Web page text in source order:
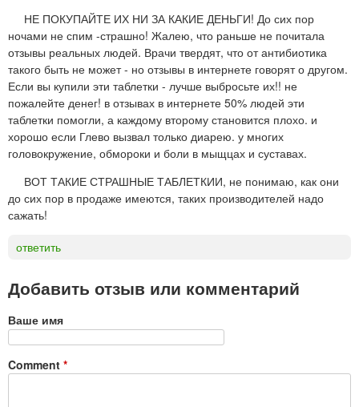
НЕ ПОКУПАЙТЕ ИХ НИ ЗА КАКИЕ ДЕНЬГИ! До сих пор
ночами не спим -страшно! Жалею, что раньше не почитала
отзывы реальных людей. Врачи твердят, что от антибиотика
такого быть не может - но отзывы в интернете говорят о другом.
Если вы купили эти таблетки - лучше выбросьте их!! не
пожалейте денег! в отзывах в интернете 50% людей эти
таблетки помогли, а каждому второму становится плохо. и
хорошо если Глево вызвал только диарею. у многих
головокружение, обмороки и боли в мыщцах и суставах.
ВОТ ТАКИЕ СТРАШНЫЕ ТАБЛЕТКИИ, не понимаю, как они
до сих пор в продаже имеются, таких производителей надо
сажать!
ответить
Добавить отзыв или комментарий
Ваше имя
Comment *